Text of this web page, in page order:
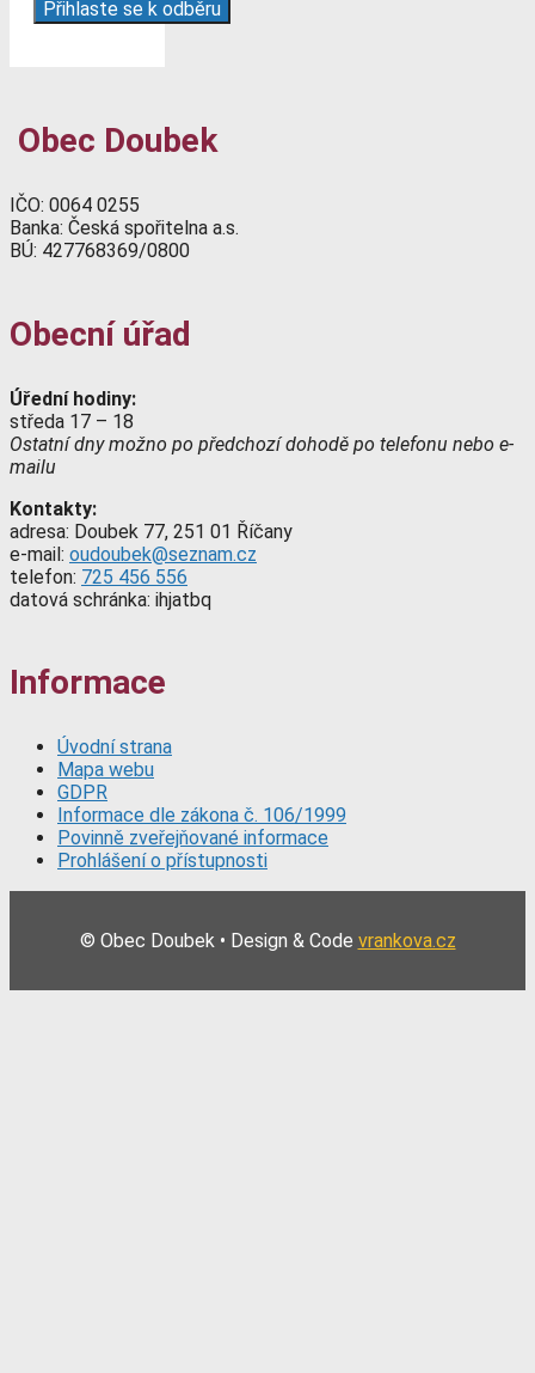
Obec Doubek
IČO: 0064 0255
Banka: Česká spořitelna a.s.
BÚ: 427768369/0800
Obecní úřad
Úřední hodiny:
středa 17 – 18
Ostatní dny možno po předchozí dohodě po telefonu nebo e-
mailu
Kontakty:
adresa: Doubek 77, 251 01 Říčany
e-mail: oudoubek@seznam.cz
telefon: 725 456 556
datová schránka: ihjatbq
Informace
Úvodní strana
Mapa webu
GDPR
Informace dle zákona č. 106/1999
Povinně zveřejňované informace
Prohlášení o přístupnosti
© Obec Doubek • Design & Code vrankova.cz